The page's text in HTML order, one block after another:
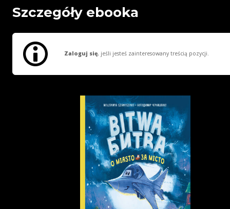
Szczegóły ebooka
Zaloguj się, jeśli jesteś zainteresowany treścią pozycji.